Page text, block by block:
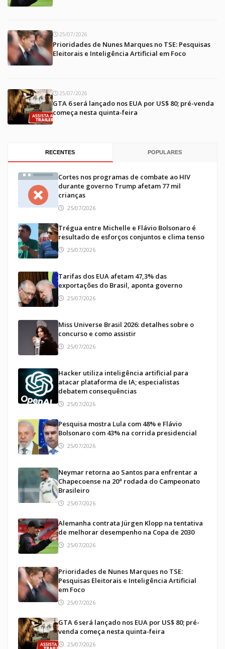
25/07/2026
Prioridades de Nunes Marques no TSE: Pesquisas
Eleitorais e Inteligência Artificial em Foco
25/07/2026
GTA 6 será lançado nos EUA por US$ 80; pré-venda
começa nesta quinta-feira
RECENTES POPULARES
Cortes nos programas de combate ao HIV
durante governo Trump afetam 77 mil
crianças
25/07/2026
Trégua entre Michelle e Flávio Bolsonaro é
resultado de esforços conjuntos e clima tenso
25/07/2026
Tarifas dos EUA afetam 47,3% das
exportações do Brasil, aponta governo
25/07/2026
Miss Universe Brasil 2026: detalhes sobre o
concurso e como assistir
25/07/2026
Hacker utiliza inteligência artificial para
atacar plataforma de IA; especialistas
debatem consequências
25/07/2026
Pesquisa mostra Lula com 48% e Flávio
Bolsonaro com 43% na corrida presidencial
25/07/2026
Neymar retorna ao Santos para enfrentar a
Chapecoense na 20ª rodada do Campeonato
Brasileiro
25/07/2026
Alemanha contrata Jürgen Klopp na tentativa
de melhorar desempenho na Copa de 2030
25/07/2026
Prioridades de Nunes Marques no TSE:
Pesquisas Eleitorais e Inteligência Artificial
em Foco
25/07/2026
GTA 6 será lançado nos EUA por US$ 80; pré-
venda começa nesta quinta-feira
25/07/2026